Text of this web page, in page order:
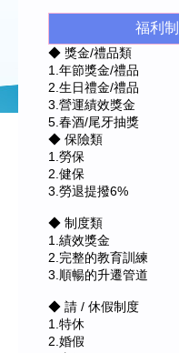
福利
◆ 獎金/禮品類
1.年節獎金/禮品
2.生日禮金/禮品
3.營運績效獎金
5.春酒/尾牙抽獎
◆ 保險類
1.勞保
2.健保
3.勞退提撥6%
◆ 制度類
1.績效獎金
2.完整的教育訓練
3.順暢的升遷管道
◆ 請 / 休假制度
1.特休
2.婚假